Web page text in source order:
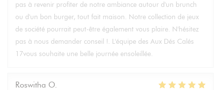
pas à revenir profiter de notre ambiance autour d'un brunch
ou d'un bon burger, tout fait maison. Notre collection de jeux
de société pourrait peut-être également vous plaire. N'hésitez
pas à nous demander conseil !. L'équipe des Aux Dés Calés
17vous souhaite une belle journée ensoleillée.
Roswitha O